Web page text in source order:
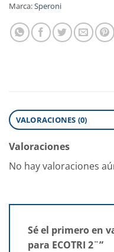
Marca:Speroni
VALORACIONES (0)
Valoraciones
No hay valoraciones
Sé el primero en
para ECOTRI 2¨”